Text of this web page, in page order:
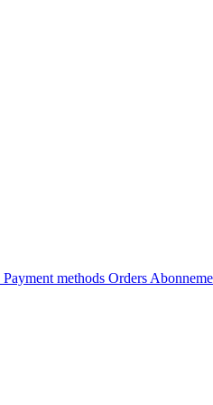
Payment methods Orders